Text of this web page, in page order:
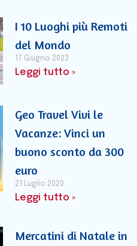
I 10 Luoghi più Remoti
del Mondo
17 Giugno 2023
Leggi tutto »
Geo Travel Vivi le
Vacanze: Vinci un
buono sconto da 300
euro
21 Luglio 2020
Leggi tutto »
Mercatini di Natale in